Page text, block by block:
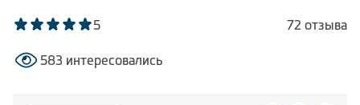
Посудомоечные машины
Плиты
5 72 отзыва
583 интересовались